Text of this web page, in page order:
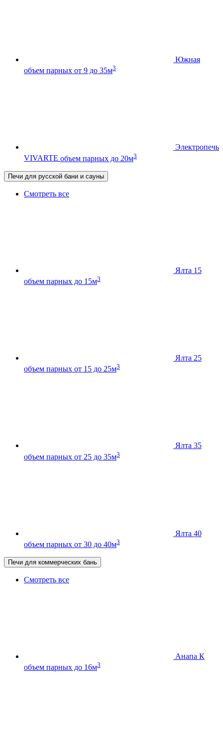
Южная
объем парных от 9 до 35м3
Электропечь
VIVARTE объем парных до 20м3
Печи для русской бани и сауны
Смотреть все
Ялта 15
объем парных до 15м3
Ялта 25
объем парных от 15 до 25м3
Ялта 35
объем парных от 25 до 35м3
Ялта 40
объем парных от 30 до 40м3
Печи для коммерческих бань
Смотреть все
Анапа К
объем парных до 16м3